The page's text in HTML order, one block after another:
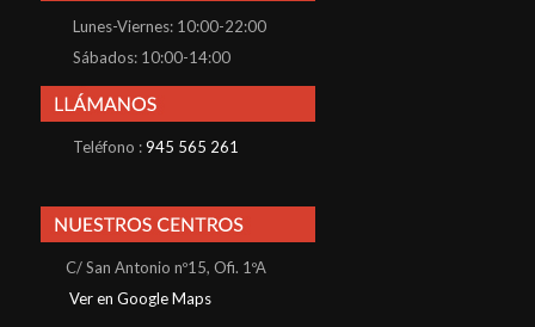
Lunes-Viernes: 10:00-22:00
Sábados: 10:00-14:00
Teléfono :945 565 261
C/ San Antonio nº15, Ofi. 1ºA
Ver en Google Maps